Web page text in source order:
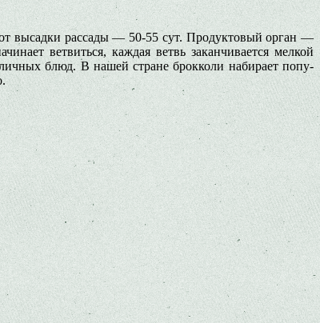
высадки рас­сады — 50-55 сут. Продуктовый орган —
ветвиться, каждая ветвь заканчивается мелкой
блюд. В на­шей стране брокколи набирает попу­